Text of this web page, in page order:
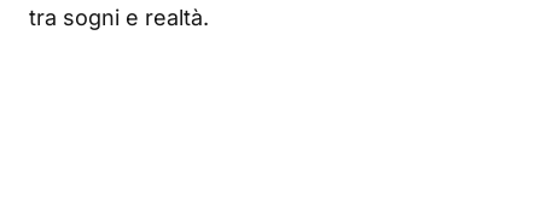
tra sogni e realtà.